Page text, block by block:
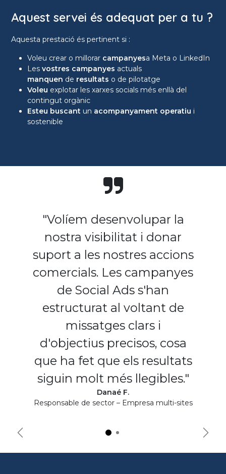
Aquest servei és adequat per a tu ?
Aquesta prestació és pertinent si :
Voleu crear o millorar campanyesa Meta o LinkedIn
Lesvostres campanyes actuals
manquen de resultats o de pilotatge
Voleu explotar les xarxes socials més enllà del
contingut orgànic
Esteu buscant un acompanyament operatiu i
sostenible
"Volíem desenvolupar la
nostra visibilitat i donar
suport a les nostres accions
comercials. Les campanyes
de Social Ads s'han
estructurat al voltant de
missatges clars i
d'objectius precisos, cosa
que ha fet que els resultats
siguin molt més llegibles."
Danaé F.
Responsable de sector – Empresa multi-sites
Précédent